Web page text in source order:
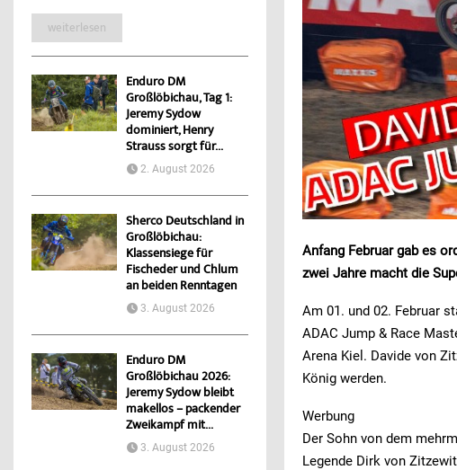
Anfang Februar gab es
zwei Jahre macht die
Am 01. und 02. Februar
ADAC Jump & Race
Arena Kiel. Davide von
König werden.
Werbung
Der Sohn von dem
Legende Dirk von
weiterlesen
Enduro DM
Großlöbichau, Tag 1:
Jeremy Sydow
dominiert, Henry
Strauss sorgt für...
2. August 2026
Sherco Deutschland in
Großlöbichau:
Klassensiege für
Fischeder und Chlum
an beiden Renntagen
3. August 2026
Enduro DM
Großlöbichau 2026:
Jeremy Sydow bleibt
makellos – packender
Zweikampf mit...
3. August 2026